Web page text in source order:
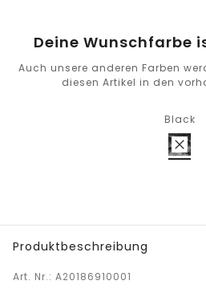
Deine Wunschfarbe
Auch unsere anderen Farben
diesen Artikel in den
Black
Produktbeschreibung
Art. Nr.: A20186910001